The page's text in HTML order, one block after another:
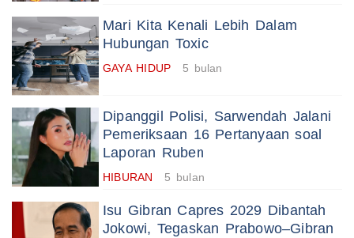
Mari Kita Kenali Lebih Dalam
Hubungan Toxic
GAYA HIDUP 5 bulan
Dipanggil Polisi, Sarwendah Jalani
Pemeriksaan 16 Pertanyaan soal
Laporan Ruben
HIBURAN 5 bulan
Isu Gibran Capres 2029 Dibantah
Jokowi, Tegaskan Prabowo–Gibran